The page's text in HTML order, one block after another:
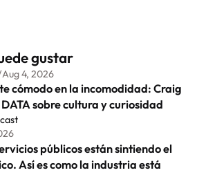
gustar
Aug 4, 2026
cómodo en la incomodidad: Craig
sobre cultura y curiosidad
públicos están sintiendo el
Así es como la industria está